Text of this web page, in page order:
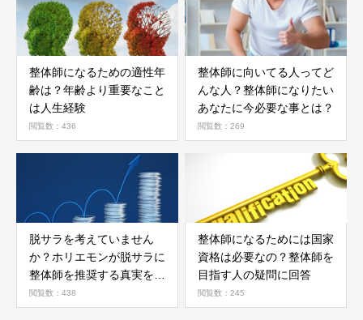
整体師になるための適性年
齢は？年齢より重要なこと
は人生経験
閲覧数：436
整体師に向いてる人ってど
んな人？整体師になりたい
あなたに今必要な事とは？
閲覧数：269
脱サラを考えていません
か？ホリエモンが脱サラに
整体師を推奨する真実を解
説
閲覧数：438
整体師になるためには国家
資格は必要なの？整体師を
目指す人の疑問に回答
閲覧数：245